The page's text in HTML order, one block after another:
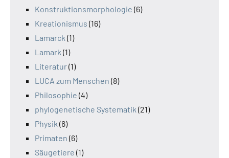
Konstruktionsmorphologie (6)
Kreationismus (16)
Lamarck (1)
Lamark (1)
Literatur(1)
LUCA zum Menschen (8)
Philosophie (4)
phylogenetische Systematik (21)
Physik (6)
Primaten (6)
Säugetiere (1)